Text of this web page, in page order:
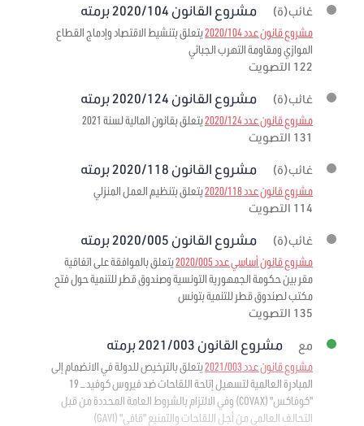
غائب(ة) مشروع القانون 2020/104 برمته
مشروع قانون عدد 2020/104
يتعلق بتنشيط الاقتصاد وإدماج القطاع
الموازي ومقاومة التهرب الجبائي
122 التصويت
غائب(ة) مشروع القانون 2020/124 برمته
مشروع قانون عدد 2020/124
يتعلق بقانون المالية لسنة 2021
131 التصويت
غائب(ة) مشروع القانون 2020/118 برمته
مشروع قانون عدد 2020/118
يتعلق بتنظيم العمل المنزلي
114 التصويت
غائب(ة) مشروع القانون 2020/005 برمته
مشروع قانون أساسي عدد 2020/005
يتعلق بالموافقة على اتفاقية
مقر بين حكومة الجمهورية التونسية وصندوق قطر للتنمية حول فتح
مكتب لصندوق قطر للتنمية بتونس
135 التصويت
مع مشروع القانون 2021/003 برمته
مشروع قانون عدد 2021/003
يتعلق بالترخيص للدولة في الانضمام إلى
المبادرة العالمية لتسهيل إتاحة اللقاحات ضد فيروس كوفيد – 19
"كوفاكس" (COVAX) وفي الالتزام بالشروط العامة المحددة من قبل
التحالف العالمي من أجل اللقاحات والتمنيع "قافي" (GAVI)